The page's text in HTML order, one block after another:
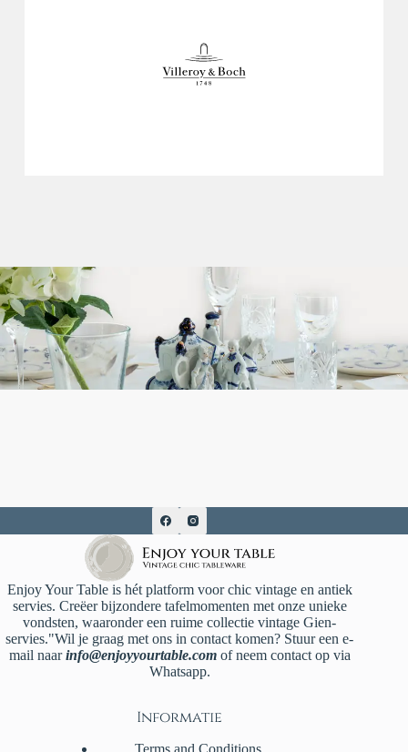
Enjoy Your Table is hét platform voor chic vintage en antiek
servies. Creëer bijzondere tafelmomenten met onze unieke
vondsten, waaronder een ruime collectie vintage Gien-
servies."Wil je graag met ons in contact komen? Stuur een e-
mail naarinfo@enjoyyourtable.comof neem contact op via
Whatsapp.
Informatie